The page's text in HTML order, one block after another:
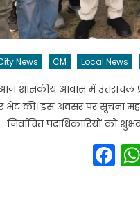
News CM Local News
आज शासकीय आवास में उत्तरांचल
भेंट की। इस अवसर पर सूचना
निर्वाचित पदाधिकारियों को